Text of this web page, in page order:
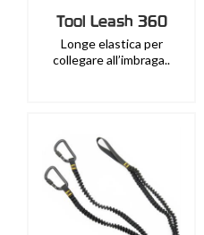
Tool Leash 360
Longe elastica per
collegare all’imbraga..